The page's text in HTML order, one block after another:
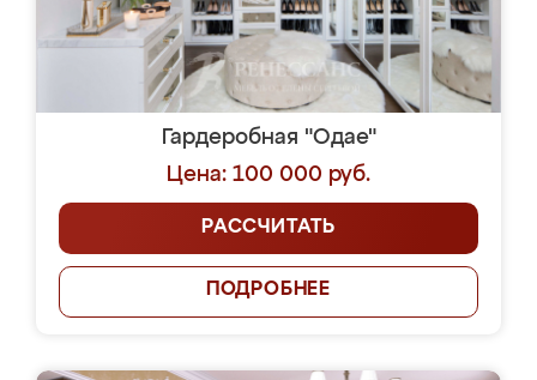
Гардеробная "Одае"
Цена: 100 000 руб.
РАССЧИТАТЬ
ПОДРОБНЕЕ